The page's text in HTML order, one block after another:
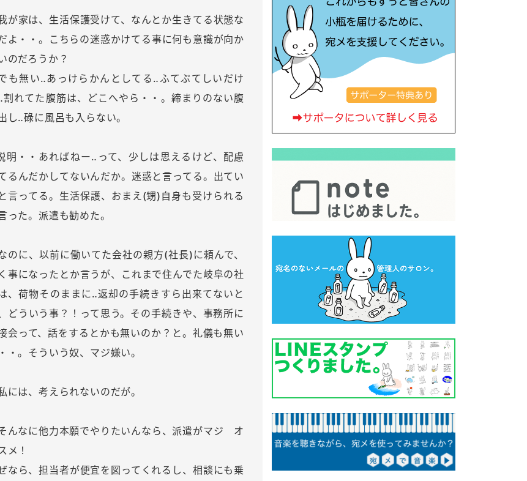
が家は、生活保護受けて、なんとか生きてる状態な
よ・・。こちらの迷惑かけてる事に何も意識が向か
のだろうか？
も無い‥あっけらかんとしてる‥ふてぶてしいだけ
割れてた腹筋は、どこへやら・・。締まりのない腹
し‥碌に風呂も入らない。
明・・あればねー‥って、少しは思えるけど、配慮
るんだかしてないんだか。迷惑と言ってる。出てい
言ってる。生活保護、おまえ(甥)自身も受けられる
った。派遣も勧めた。
のに、以前に働いてた会社の親方(社長)に頼んで、
事になったとか言うが、これまで住んでた岐阜の社
、荷物そのままに‥返却の手続きすら出来てないと
どういう事？！って思う。その手続きや、事務所に
会って、話をするとかも無いのか？と。礼儀も無い
・。そういう奴、マジ嫌い。
には、考えられないのだが。
んなに他力本願でやりたいんなら、派遣がマジ オ
メ！
なら、担当者が便宜を図ってくれるし、相談にも乗